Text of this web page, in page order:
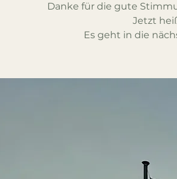
Danke für die gute
Jetzt
Es geht in die